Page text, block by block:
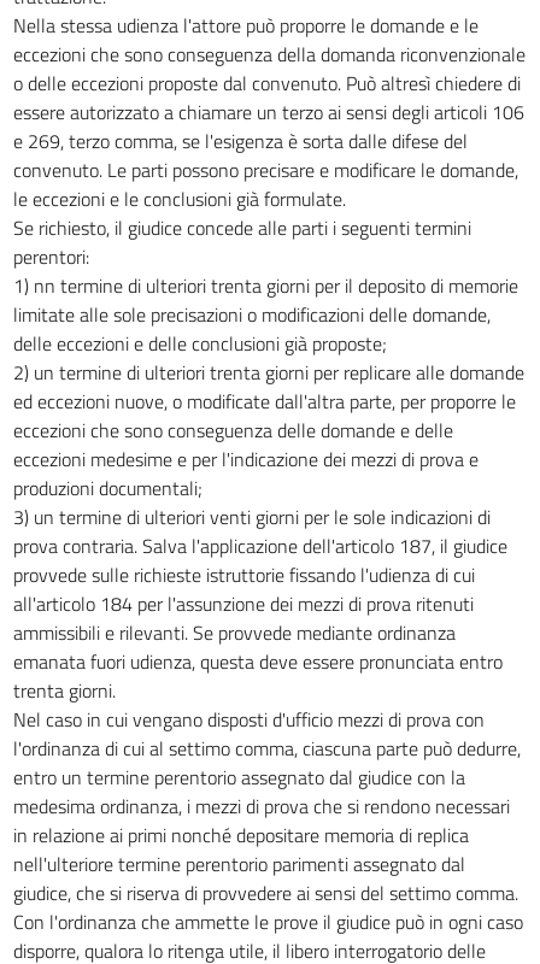
Nella stessa udienza l'attore può proporre le domande e le
eccezioni che sono conseguenza della domanda riconvenzionale
o delle eccezioni proposte dal convenuto. Può altresì chiedere di
essere autorizzato a chiamare un terzo ai sensi degli articoli 106
e 269, terzo comma, se l'esigenza è sorta dalle difese del
convenuto. Le parti possono precisare e modificare le domande,
le eccezioni e le conclusioni già formulate.
Se richiesto, il giudice concede alle parti i seguenti termini
perentori:
1) nn termine di ulteriori trenta giorni per il deposito di memorie
limitate alle sole precisazioni o modificazioni delle domande,
delle eccezioni e delle conclusioni già proposte;
2) un termine di ulteriori trenta giorni per replicare alle domande
ed eccezioni nuove, o modificate dall'altra parte, per proporre le
eccezioni che sono conseguenza delle domande e delle
eccezioni medesime e per l'indicazione dei mezzi di prova e
produzioni documentali;
3) un termine di ulteriori venti giorni per le sole indicazioni di
prova contraria. Salva l'applicazione dell'articolo 187, il giudice
provvede sulle richieste istruttorie fissando l'udienza di cui
all'articolo 184 per l'assunzione dei mezzi di prova ritenuti
ammissibili e rilevanti. Se provvede mediante ordinanza
emanata fuori udienza, questa deve essere pronunciata entro
trenta giorni.
Nel caso in cui vengano disposti d'ufficio mezzi di prova con
l'ordinanza di cui al settimo comma, ciascuna parte può dedurre,
entro un termine perentorio assegnato dal giudice con la
medesima ordinanza, i mezzi di prova che si rendono necessari
in relazione ai primi nonché depositare memoria di replica
nell'ulteriore termine perentorio parimenti assegnato dal
giudice, che si riserva di provvedere ai sensi del settimo comma.
Con l'ordinanza che ammette le prove il giudice può in ogni caso
disporre, qualora lo ritenga utile, il libero interrogatorio delle